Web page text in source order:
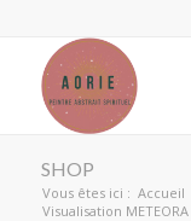
SHOP
Vous êtes ici : Accueil
Visualisation METEORA